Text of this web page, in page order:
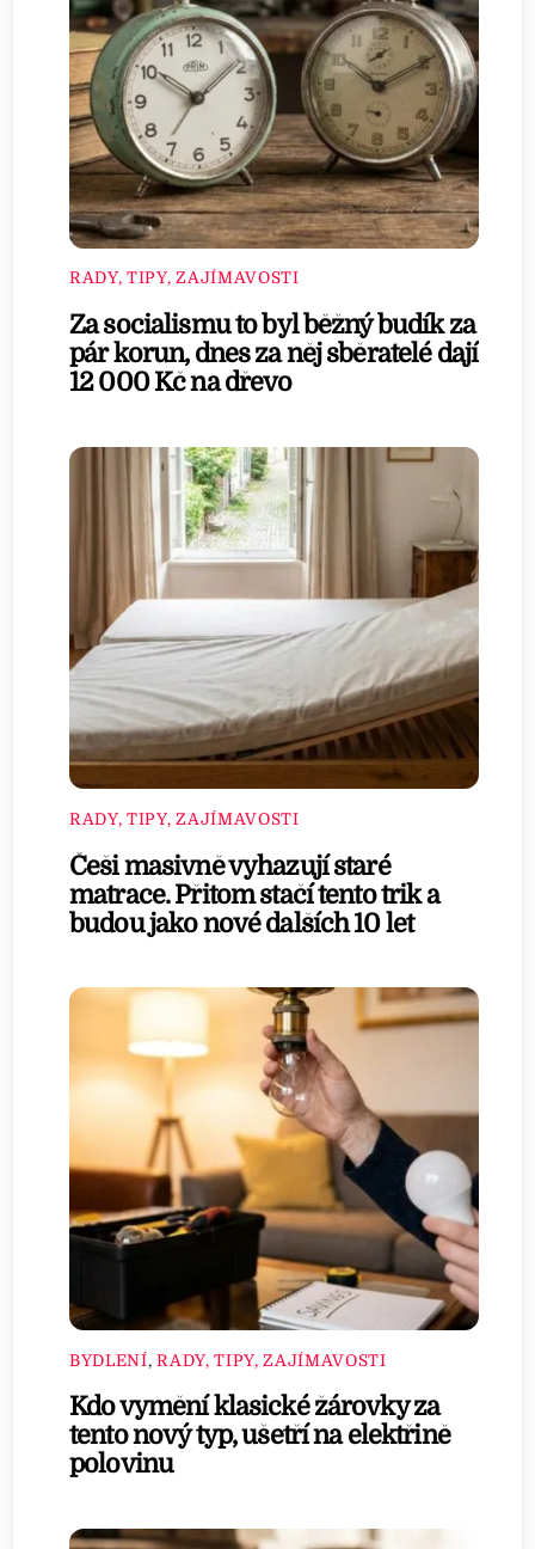
RADY, TIPY, ZAJÍMAVOSTI
Za socialismu to byl běžný budík za
pár korun, dnes za něj sběratelé dají
12 000 Kč na dřevo
RADY, TIPY, ZAJÍMAVOSTI
Češi masivně vyhazují staré
matrace. Přitom stačí tento trik a
budou jako nové dalších 10 let
BYDLENÍ,RADY, TIPY, ZAJÍMAVOSTI
Kdo vymění klasické žárovky za
tento nový typ, ušetří na elektřině
polovinu